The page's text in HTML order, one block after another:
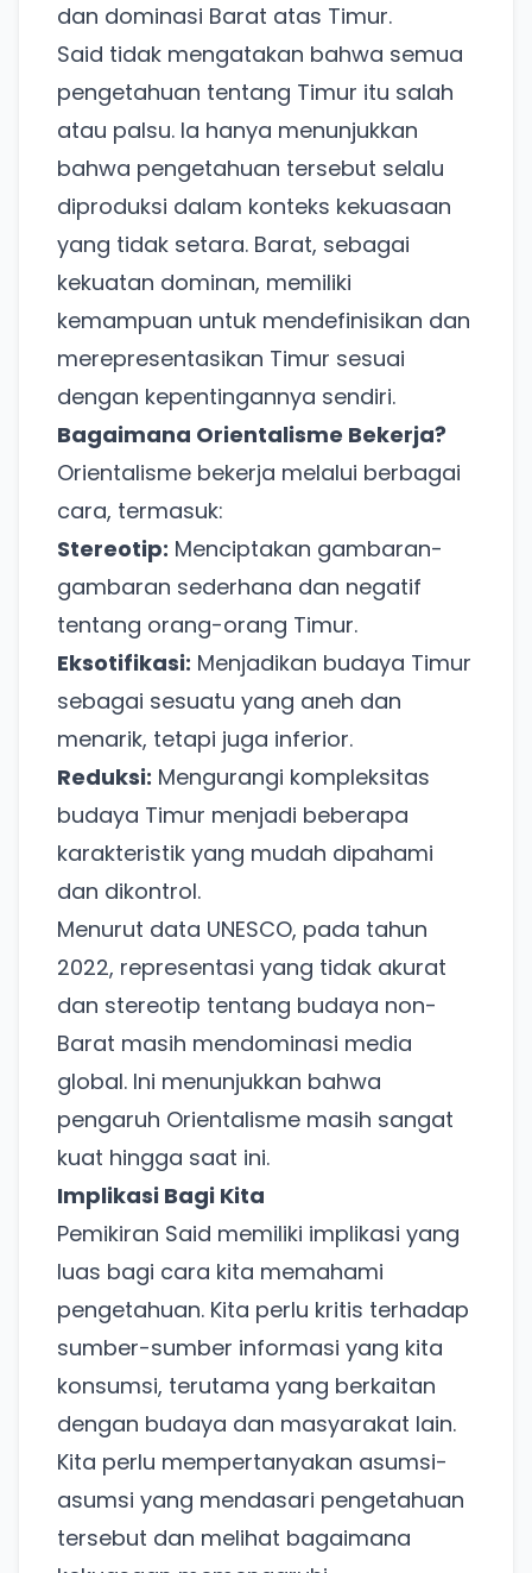
dan dominasi Barat atas Timur.
Said tidak mengatakan bahwa semua
pengetahuan tentang Timur itu salah
atau palsu. Ia hanya menunjukkan
bahwa pengetahuan tersebut selalu
diproduksi dalam konteks kekuasaan
yang tidak setara. Barat, sebagai
kekuatan dominan, memiliki
kemampuan untuk mendefinisikan dan
merepresentasikan Timur sesuai
dengan kepentingannya sendiri.
Bagaimana Orientalisme Bekerja?
Orientalisme bekerja melalui berbagai
cara, termasuk:
Stereotip: Menciptakan gambaran-
gambaran sederhana dan negatif
tentang orang-orang Timur.
Eksotifikasi: Menjadikan budaya Timur
sebagai sesuatu yang aneh dan
menarik, tetapi juga inferior.
Reduksi: Mengurangi kompleksitas
budaya Timur menjadi beberapa
karakteristik yang mudah dipahami
dan dikontrol.
Menurut data UNESCO, pada tahun
2022, representasi yang tidak akurat
dan stereotip tentang budaya non-
Barat masih mendominasi media
global. Ini menunjukkan bahwa
pengaruh Orientalisme masih sangat
kuat hingga saat ini.
Implikasi Bagi Kita
Pemikiran Said memiliki implikasi yang
luas bagi cara kita memahami
pengetahuan. Kita perlu kritis terhadap
sumber-sumber informasi yang kita
konsumsi, terutama yang berkaitan
dengan budaya dan masyarakat lain.
Kita perlu mempertanyakan asumsi-
asumsi yang mendasari pengetahuan
tersebut dan melihat bagaimana